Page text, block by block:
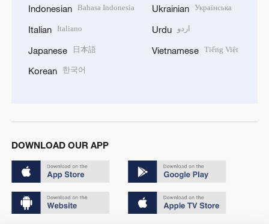
Indonesian Bahasa Indonesia
Italian Italiano
Japanese 日本語
Korean 한국어
Ukrainian Українська
Urdu اردو
Vietnamese Tiếng Việt
DOWNLOAD OUR APP